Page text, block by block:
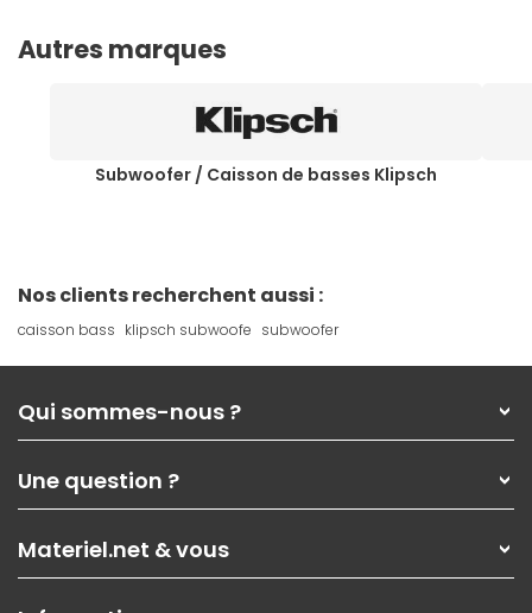
Autres marques
Subwoofer / Caisson de basses Klipsch
Nos clients recherchent aussi :
caisson bass klipsch subwoofe subwoofer
Qui sommes-nous ?
Nos services
Les magasins Materiel.net
Nos solutions pour les pros
Contactez-nous
Une question ?
Paiement, livraison
Garanties,Pack Zen
SAV, demander un retour
Materiel.net & vous